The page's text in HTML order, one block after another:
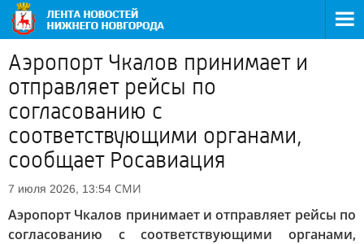
Аэропорт Чкалов принимает и
отправляет рейсы по
согласованию с
соответствующими органами,
сообщает Росавиация
7 июля 2026, 13:54 СМИ
Аэропорт Чкалов принимает и отправляет рейсы по
согласованию с соответствующими органами,